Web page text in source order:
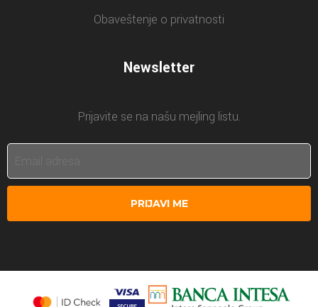
Obaveštenje o privatnosti
Newsletter
Prijavite se na našu mejling listu.
PRIJAVI ME